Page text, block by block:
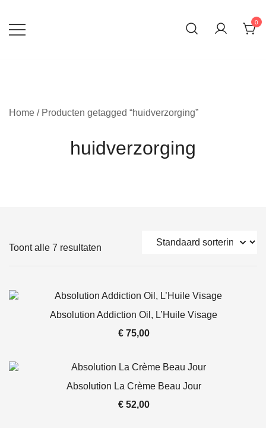
inhoud
0
Home / Producten getagged “huidverzorging”
huidverzorging
Toont alle 7 resultaten
Absolution Addiction Oil, L’Huile Visage
€75,00
Absolution La Crème Beau Jour
€52,00